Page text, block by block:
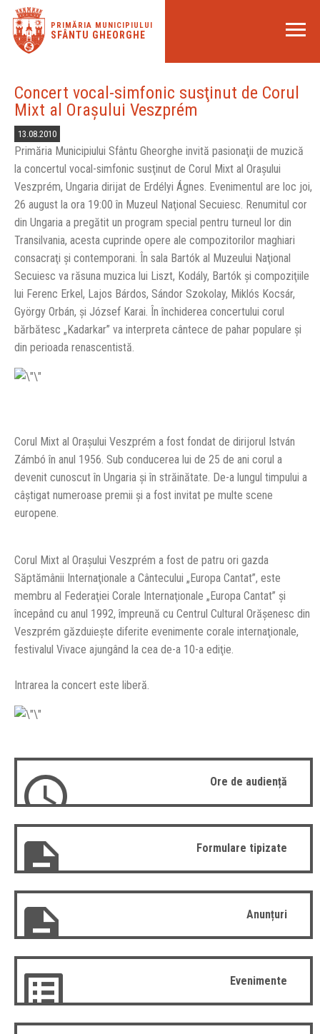
PRIMĂRIA MUNICIPIULUI
SFÂNTU GHEORGHE
Concert vocal-simfonic susţinut de Corul
Mixt al Oraşului Veszprém
13.08.2010
Primăria Municipiului Sfântu Gheorghe invită pasionaţii de muzică
la concertul vocal-simfonic susţinut de Corul Mixt al Oraşului
Veszprém, Ungaria dirijat de Erdélyi Ágnes. Evenimentul are loc joi,
26 august la ora 19:00 în Muzeul Naţional Secuiesc. Renumitul cor
din Ungaria a pregătit un program special pentru turneul lor din
Transilvania, acesta cuprinde opere ale compozitorilor maghiari
consacraţi şi contemporani. În sala Bartók al Muzeului Naţional
Secuiesc va răsuna muzica lui Liszt, Kodály, Bartók şi compoziţiile
lui Ferenc Erkel, Lajos Bárdos, Sándor Szokolay, Miklós Kocsár,
György Orbán, şi József Karai. În închiderea concertului corul
bărbătesc „Kadarkar” va interpreta cântece de pahar populare şi
din perioada renascentistă.
Corul Mixt al Oraşului Veszprém a fost fondat de dirijorul István
Zámbó în anul 1956. Sub conducerea lui de 25 de ani corul a
devenit cunoscut în Ungaria şi în străinătate. De-a lungul timpului a
câştigat numeroase premii şi a fost invitat pe multe scene
europene.
Corul Mixt al Oraşului Veszprém a fost de patru ori gazda
Săptămânii Internaţionale a Cântecului „Europa Cantat”, este
membru al Federaţiei Corale Internaţionale „Europa Cantat” şi
începând cu anul 1992, împreună cu Centrul Cultural Orăşenesc din
Veszprém găzduieşte diferite evenimente corale internaţionale,
festivalul Vivace ajungând la cea de-a 10-a ediţie.
Intrarea la concert este liberă.
Ore de audiență
Formulare tipizate
Anunțuri
Evenimente